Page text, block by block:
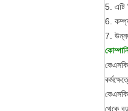
5. এটি
6.
7.
থেকে